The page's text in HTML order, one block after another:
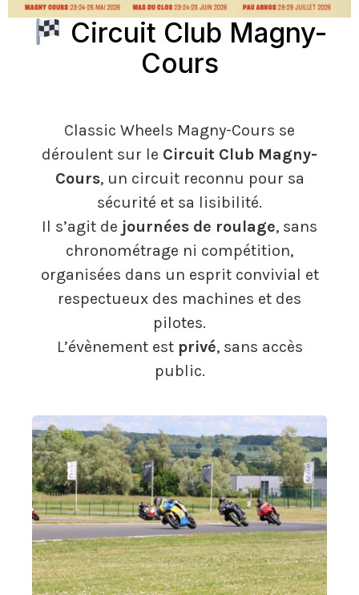
Circuit Club Magny-
Cours
Classic Wheels Magny-Cours se
déroulent sur le Circuit Club Magny-
Cours, un circuit reconnu pour sa
sécurité et sa lisibilité.
Il s’agit de journées de roulage, sans
chronométrage ni compétition,
organisées dans un esprit convivial et
respectueux des machines et des
pilotes.
L’évènement est privé, sans accès
public.